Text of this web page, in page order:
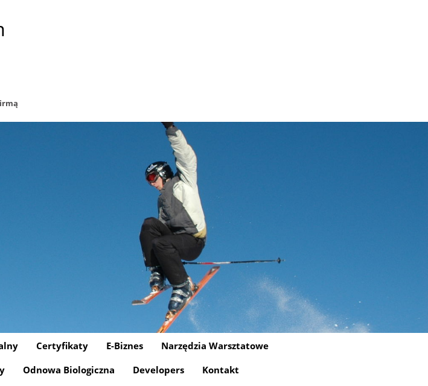
Certyfikaty E-Biznes
Narzędzia Warsztatowe
Odnowa Biologiczna Developers Kontakt